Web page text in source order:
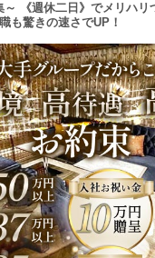
～ 《週休二日》でメリハリ
も驚きの速さでUP！